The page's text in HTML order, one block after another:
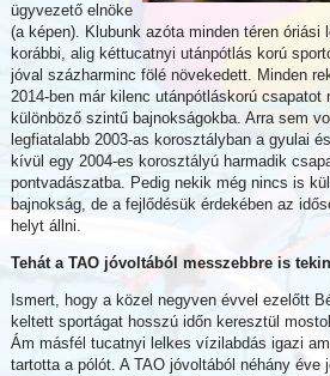
ügyvezető elnöke
(a képen). Klubunk azóta minden téren óriási
korábbi, alig kéttucatnyi utánpótlás korú
jóval százharminc fölé növekedett. Minden
2014-ben már kilenc utánpótláskorú csapatot
különböző szintű bajnokságokba. Arra sem
legfiatalabb 2003-as korosztályban a gyulai
kívül egy 2004-es korosztályú harmadik
pontvadászatba. Pedig nekik még nincs is
bajnokság, de a fejlődésük érdekében az
helyt állni.
Tehát a TAO jóvoltából messzebbre is
Ismert, hogy a közel negyven évvel ezelőtt
keltett sportágat hosszú időn keresztül
Ám másfél tucatnyi lelkes vízilabdás igazi
tartotta a pólót. A TAO jóvoltából néhány éve